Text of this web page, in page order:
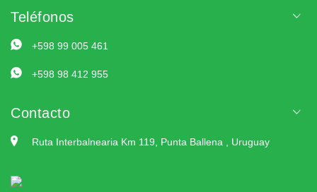
Teléfonos
+598 99 005 461
+598 98 412 955
Contacto
Ruta Interbalnearia Km 119, Punta Ballena , Uruguay